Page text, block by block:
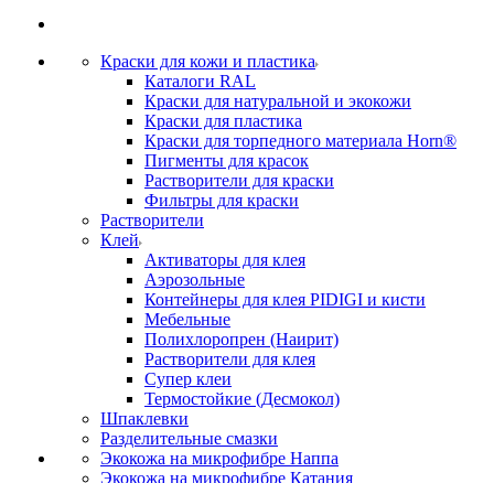
Краски для кожи и пластика
Каталоги RAL
Краски для натуральной и экокожи
Краски для пластика
Краски для торпедного материала Horn®
Пигменты для красок
Растворители для краски
Фильтры для краски
Растворители
Клей
Активаторы для клея
Аэрозольные
Контейнеры для клея PIDIGI и кисти
Мебельные
Полихлоропрен (Наирит)
Растворители для клея
Супер клеи
Термостойкие (Десмокол)
Шпаклевки
Разделительные смазки
Экокожа на микрофибре Наппа
Экокожа на микрофибре Катания